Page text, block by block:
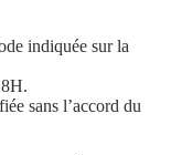
indiquée sur la
sans l’accord du